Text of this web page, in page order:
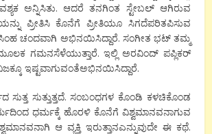
ಅನ್ನಿಸಿತು. ಆದರೆ ತನಗಿಂತ ಸ್ಟೇಬಲ್ ಆಗಿರುವ
ಪ್ರೀತಿಸಿ ಕೊನೆಗೆ ಪ್ರೀತಿಯೂ ಸಿಗದೆಪರಿತಪಿಸುವ
ಸಿಂಹ ಚಂದವಾಗಿ ಅಭಿನಯಿಸಿದ್ದಾರೆ. ಸಂಗೀತ ಭಟ್ ತಮ್ಮ
ಗಮನಸೆಳೆಯುತ್ತಾರೆ. ಇಲ್ಲಿ ಅರವಿಂದ್ ಪಪ್ಲಿಕರ್
ಇಷ್ಟವಾಗುವಂತೆಅಭಿನಯಿಸಿದ್ದಾರೆ.
ಸುತ್ತುತ್ತದೆ. ಸಂಬಂಧಗಳ ಕೊಂಡಿ ಕಳಚಿಕೊಂಡ
ಧರ್ಮಕ್ಕೆ ಹೊರಳಿ ಕೊನೆಗೆ ವಿಶ್ವಮಾನವನಾಗುವ
ಆ ವ್ಯಕ್ತಿ ಇರುತ್ತಾನಎನ್ನುವುದೇ ಈ ಕಥೆ.